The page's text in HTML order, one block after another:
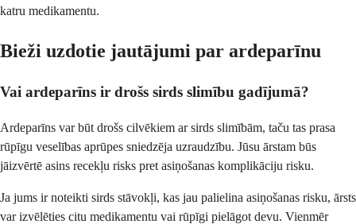
katru medikamentu.
Bieži uzdotie jautājumi par ardeparīnu
Vai ardeparīns ir drošs sirds slimību gadījumā?
Ardeparīns var būt drošs cilvēkiem ar sirds slimībām, taču tas prasa
rūpīgu veselības aprūpes sniedzēja uzraudzību. Jūsu ārstam būs
jāizvērtē asins recekļu risks pret asiņošanas komplikāciju risku.
Ja jums ir noteikti sirds stāvokļi, kas jau palielina asiņošanas risku, ārsts
var izvēlēties citu medikamentu vai rūpīgi pielāgot devu. Vienmēr